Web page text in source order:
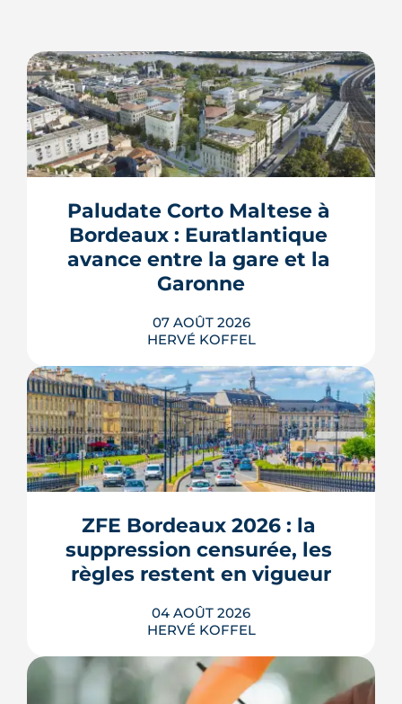
Paludate Corto Maltese à
Bordeaux : Euratlantique
avance entre la gare et la
Garonne
07 AOÛT 2026
HERVÉ KOFFEL
Entre la gare Saint-Jean et le fleuve, un
ancien secteur d'entrepôts et de chais
devient l'une des vitrines de Bordeaux
chantier Canopia, futur parc Descas :
voici où en est ce morceau de ville en
train de se recoudre.
LIRE L'ARTICLE
ZFE Bordeaux 2026 : la
suppression censurée, les
règles restent en vigueur
04 AOÛT 2026
HERVÉ KOFFEL